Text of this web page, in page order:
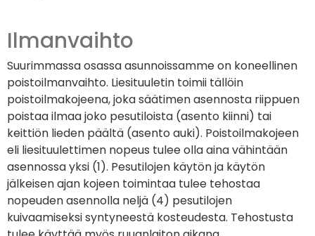
Ilmanvaihto
Suurimmassa osassa asunnoissamme on koneellinen
poistoilmanvaihto. Liesituuletin toimii tällöin
poistoilmakojeena, joka säätimen asennosta riippuen
poistaa ilmaa joko pesutiloista (asento kiinni) tai
keittiön lieden päältä (asento auki). Poistoilmakojeen
eli liesituulettimen nopeus tulee olla aina vähintään
asennossa yksi (1). Pesutilojen käytön ja käytön
jälkeisen ajan kojeen toimintaa tulee tehostaa
nopeuden asennolla neljä (4) pesutilojen
kuivaamiseksi syntyneestä kosteudesta. Tehostusta